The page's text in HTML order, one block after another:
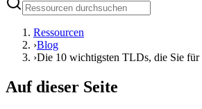
Ressourcen
›Blog
›Die 10 wichtigsten TLDs, die Sie für
Auf dieser Seite